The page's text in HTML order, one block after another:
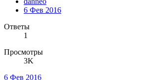
6 Фев 2016
Ответы
1
Просмотры
3K
6 Фев 2016